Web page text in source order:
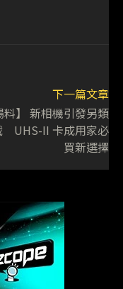
下一篇文章
料】 新相機引發另類
UHS-II 卡成用家必
買新選擇